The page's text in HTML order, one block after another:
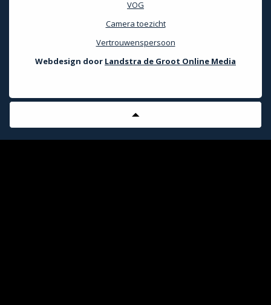
VOG
Camera toezicht
Vertrouwenspersoon
Webdesign door Landstra de Groot Online Media